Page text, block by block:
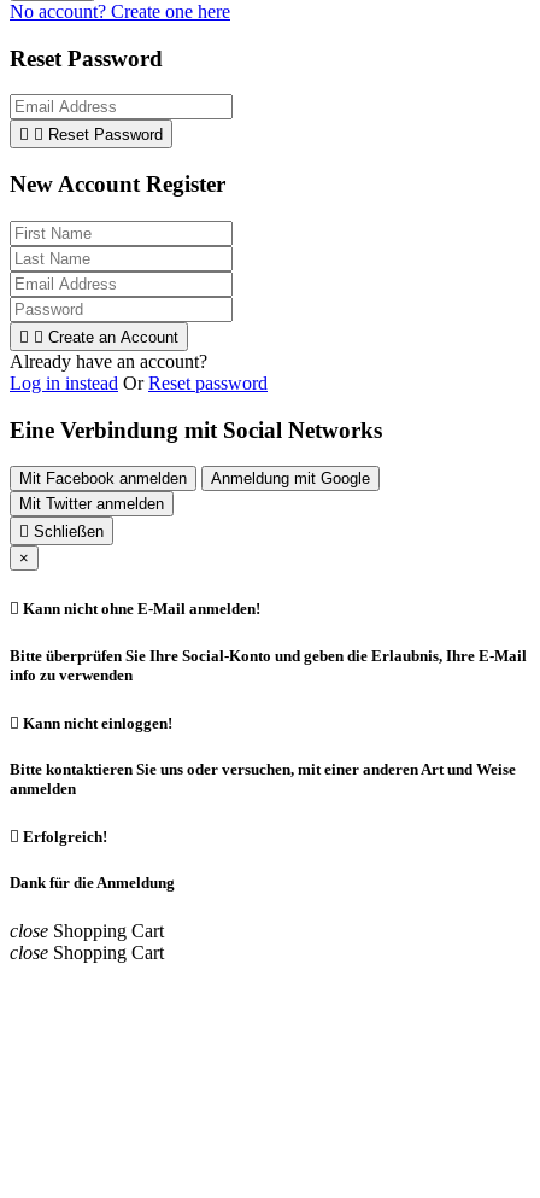
No account? Create one here
Reset Password
  Reset Password
New Account Register
  Create an Account
Already have an account?
Log in instead OrReset password
Eine Verbindung mit Social Networks
Mit Facebook anmelden
Anmeldung mit Google
Mit Twitter anmelden
 Schließen
×
 Kann nicht ohne E-Mail anmelden!
Bitte überprüfen Sie Ihre Social-Konto und geben die Erlaubnis, Ihre E-Mail
info zu verwenden
 Kann nicht einloggen!
Bitte kontaktieren Sie uns oder versuchen, mit einer anderen Art und Weise
anmelden
 Erfolgreich!
Dank für die Anmeldung
close Shopping Cart
close Shopping Cart